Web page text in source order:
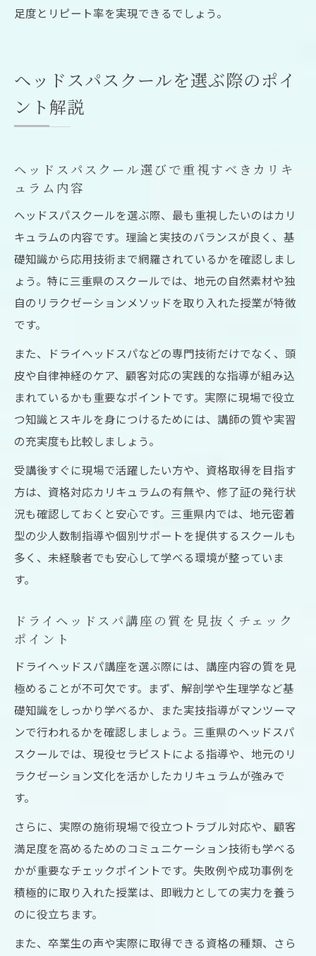
足度とリピート率を実現できるでしょう。
ヘッドスパスクールを選ぶ際のポイ
ント解説
ヘッドスパスクール選びで重視すべきカリキ
ュラム内容
ヘッドスパスクールを選ぶ際、最も重視したいのはカリ
キュラムの内容です。理論と実技のバランスが良く、基
礎知識から応用技術まで網羅されているかを確認しまし
ょう。特に三重県のスクールでは、地元の自然素材や独
自のリラクゼーションメソッドを取り入れた授業が特徴
です。
また、ドライヘッドスパなどの専門技術だけでなく、頭
皮や自律神経のケア、顧客対応の実践的な指導が組み込
まれているかも重要なポイントです。実際に現場で役立
つ知識とスキルを身につけるためには、講師の質や実習
の充実度も比較しましょう。
受講後すぐに現場で活躍したい方や、資格取得を目指す
方は、資格対応カリキュラムの有無や、修了証の発行状
況も確認しておくと安心です。三重県内では、地元密着
型の少人数制指導や個別サポートを提供するスクールも
多く、未経験者でも安心して学べる環境が整っていま
す。
ドライヘッドスパ講座の質を見抜くチェック
ポイント
ドライヘッドスパ講座を選ぶ際には、講座内容の質を見
極めることが不可欠です。まず、解剖学や生理学など基
礎知識をしっかり学べるか、また実技指導がマンツーマ
ンで行われるかを確認しましょう。三重県のヘッドスパ
スクールでは、現役セラピストによる指導や、地元のリ
ラクゼーション文化を活かしたカリキュラムが強みで
す。
さらに、実際の施術現場で役立つトラブル対応や、顧客
満足度を高めるためのコミュニケーション技術も学べる
かが重要なチェックポイントです。失敗例や成功事例を
積極的に取り入れた授業は、即戦力としての実力を養う
のに役立ちます。
また、卒業生の声や実際に取得できる資格の種類、さら